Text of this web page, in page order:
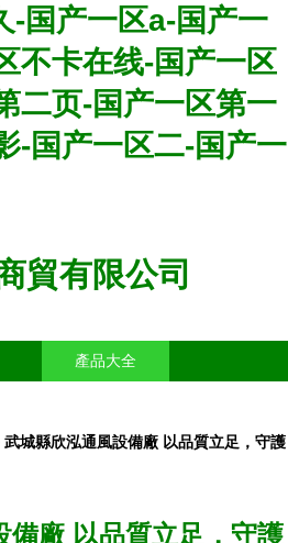
-国产一区a-国产一
不卡在线-国产一区
二页-国产一区第一
-国产一区二-国产一
貿有限公司
產品大全
武城縣欣泓通風設備廠 以品質立足，守護
備廠 以品質立足，守護